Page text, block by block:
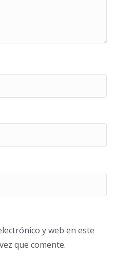
y web en este
que comente.